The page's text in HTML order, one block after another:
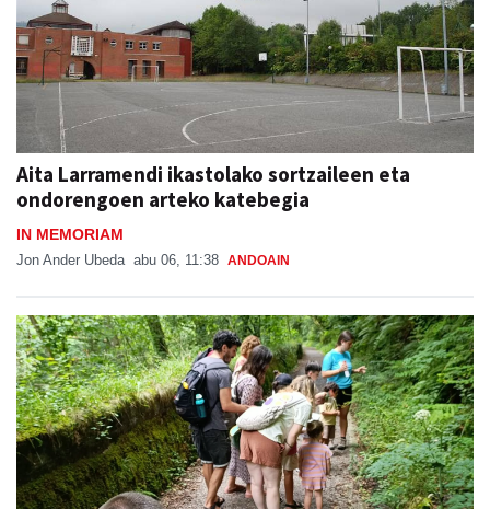
Aita Larramendi ikastolako sortzaileen eta
ondorengoen arteko katebegia
IN MEMORIAM
Jon Ander Ubeda abu 06, 11:38 ANDOAIN